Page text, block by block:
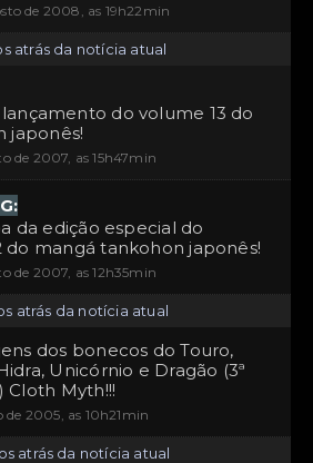
de 2008, as 19h22min
atrás da notícia atual
do volume 13 do
japonês!
de 2007, as 15h47min
da edição especial do
do mangá tankohon japonês!
de 2007, as 12h35min
atrás da notícia atual
dos bonecos do Touro,
Unicórnio e Dragão (3ª
Cloth Myth!!!
de 2005, as 10h21min
atrás da notícia atual